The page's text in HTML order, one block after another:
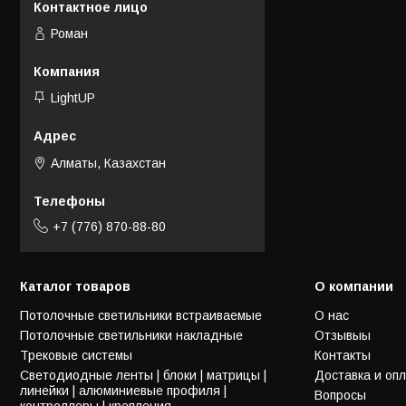
Роман
LightUP
Алматы, Казахстан
+7 (776) 870-88-80
Каталог товаров
Потолочные светильники встраиваемые
Потолочные светильники накладные
Трековые системы
Светодиодные ленты | блоки | матрицы |
линейки | алюминиевые профиля |
О компании
О нас
Отзывыы
Контакты
Доставка и
Вопросы